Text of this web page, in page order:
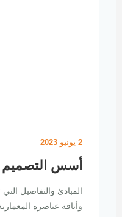
أسس التصميم
المبادئ والتفاصيل
وأناقة عناصره المعمارية.